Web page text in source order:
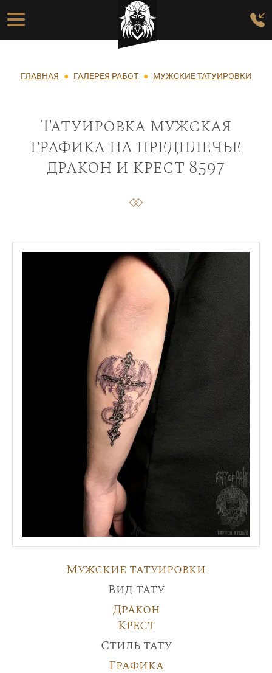
Перейти к основному содержанию
Основная навигация
Строка навигации
ГЛАВНАЯ ГАЛЕРЕЯ РАБОТ МУЖСКИЕ ТАТУИРОВКИ
Татуировка мужская
графика на предплечье
дракон и крест 8597
Мужские татуировки
Вид тату
Дракон
Крест
Стиль тату
Графика